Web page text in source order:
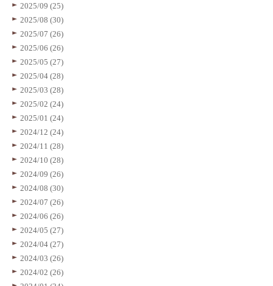
2025/09 (25)
2025/08 (30)
2025/07 (26)
2025/06 (26)
2025/05 (27)
2025/04 (28)
2025/03 (28)
2025/02 (24)
2025/01 (24)
2024/12 (24)
2024/11 (28)
2024/10 (28)
2024/09 (26)
2024/08 (30)
2024/07 (26)
2024/06 (26)
2024/05 (27)
2024/04 (27)
2024/03 (26)
2024/02 (26)